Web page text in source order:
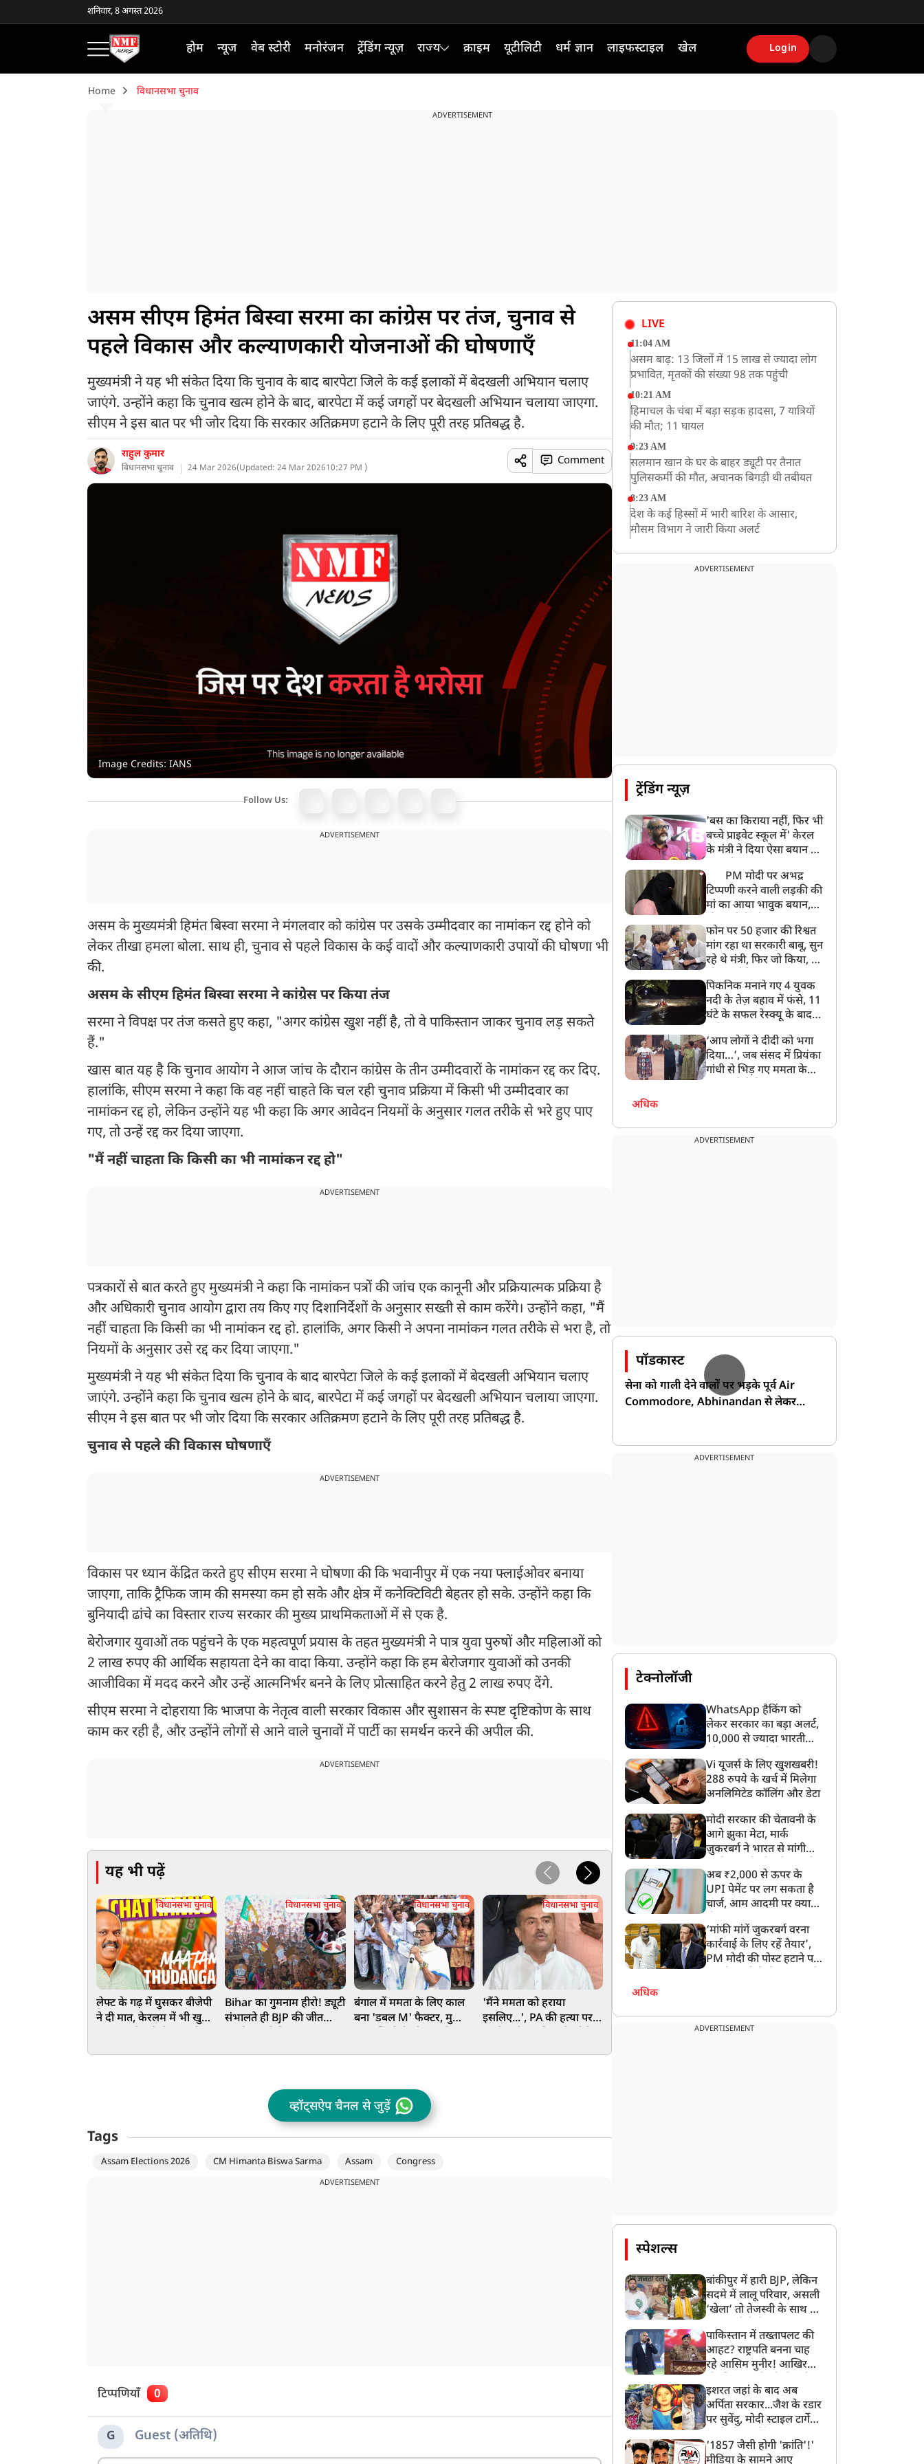
शनिवार, 8 अगस्त 2026
होम न्यूज वेब स्टोरी मनोरंजन ट्रेंडिंग न्यूज़ राज्य क्राइम यूटीलिटी धर्म ज्ञान लाइफस्टाइल खेल Login
Home विधानसभा चुनाव
ADVERTISEMENT
असम सीएम हिमंत बिस्वा सरमा का कांग्रेस पर तंज, चुनाव से
पहले विकास और कल्याणकारी योजनाओं की घोषणाएँ
मुख्यमंत्री ने यह भी संकेत दिया कि चुनाव के बाद बारपेटा जिले के कई इलाकों में बेदखली अभियान चलाए
जाएंगे. उन्होंने कहा कि चुनाव खत्म होने के बाद, बारपेटा में कई जगहों पर बेदखली अभियान चलाया जाएगा.
सीएम ने इस बात पर भी जोर दिया कि सरकार अतिक्रमण हटाने के लिए पूरी तरह प्रतिबद्ध है.
राहुल कुमार
विधानसभा चुनाव 24 Mar 2026(Updated: 24 Mar 202610:27 PM )
Comment
Image Credits: IANS
Follow Us:
ADVERTISEMENT
असम के मुख्यमंत्री हिमंत बिस्वा सरमा ने मंगलवार को कांग्रेस पर उसके उम्मीदवार का नामांकन रद्द होने को
लेकर तीखा हमला बोला. साथ ही, चुनाव से पहले विकास के कई वादों और कल्याणकारी उपायों की घोषणा भी
की.
असम के सीएम हिमंत बिस्वा सरमा ने कांग्रेस पर किया तंज
सरमा ने विपक्ष पर तंज कसते हुए कहा, "अगर कांग्रेस खुश नहीं है, तो वे पाकिस्तान जाकर चुनाव लड़ सकते
हैं."
खास बात यह है कि चुनाव आयोग ने आज जांच के दौरान कांग्रेस के तीन उम्मीदवारों के नामांकन रद्द कर दिए.
हालांकि, सीएम सरमा ने कहा कि वह नहीं चाहते कि चल रही चुनाव प्रक्रिया में किसी भी उम्मीदवार का
नामांकन रद्द हो, लेकिन उन्होंने यह भी कहा कि अगर आवेदन नियमों के अनुसार गलत तरीके से भरे हुए पाए
गए, तो उन्हें रद्द कर दिया जाएगा.
"मैं नहीं चाहता कि किसी का भी नामांकन रद्द हो"
ADVERTISEMENT
पत्रकारों से बात करते हुए मुख्यमंत्री ने कहा कि नामांकन पत्रों की जांच एक कानूनी और प्रक्रियात्मक प्रक्रिया है
और अधिकारी चुनाव आयोग द्वारा तय किए गए दिशानिर्देशों के अनुसार सख्ती से काम करेंगे। उन्होंने कहा, "मैं
नहीं चाहता कि किसी का भी नामांकन रद्द हो. हालांकि, अगर किसी ने अपना नामांकन गलत तरीके से भरा है, तो
नियमों के अनुसार उसे रद्द कर दिया जाएगा."
मुख्यमंत्री ने यह भी संकेत दिया कि चुनाव के बाद बारपेटा जिले के कई इलाकों में बेदखली अभियान चलाए
जाएंगे. उन्होंने कहा कि चुनाव खत्म होने के बाद, बारपेटा में कई जगहों पर बेदखली अभियान चलाया जाएगा.
सीएम ने इस बात पर भी जोर दिया कि सरकार अतिक्रमण हटाने के लिए पूरी तरह प्रतिबद्ध है.
चुनाव से पहले की विकास घोषणाएँ
ADVERTISEMENT
विकास पर ध्यान केंद्रित करते हुए सीएम सरमा ने घोषणा की कि भवानीपुर में एक नया फ्लाईओवर बनाया
जाएगा, ताकि ट्रैफिक जाम की समस्या कम हो सके और क्षेत्र में कनेक्टिविटी बेहतर हो सके. उन्होंने कहा कि
बुनियादी ढांचे का विस्तार राज्य सरकार की मुख्य प्राथमिकताओं में से एक है.
बेरोजगार युवाओं तक पहुंचने के एक महत्वपूर्ण प्रयास के तहत मुख्यमंत्री ने पात्र युवा पुरुषों और महिलाओं को
2 लाख रुपए की आर्थिक सहायता देने का वादा किया. उन्होंने कहा कि हम बेरोजगार युवाओं को उनकी
आजीविका में मदद करने और उन्हें आत्मनिर्भर बनने के लिए प्रोत्साहित करने हेतु 2 लाख रुपए देंगे.
सीएम सरमा ने दोहराया कि भाजपा के नेतृत्व वाली सरकार विकास और सुशासन के स्पष्ट दृष्टिकोण के साथ
काम कर रही है, और उन्होंने लोगों से आने वाले चुनावों में पार्टी का समर्थन करने की अपील की.
ADVERTISEMENT
यह भी पढ़ें
विधानसभा चुनाव
लेफ्ट के गढ़ में घुसकर बीजेपी
ने दी मात, केरलम में भी खुला
विधानसभा चुनाव
Bihar का गुमनाम हीरो! ड्यूटी
संभालते ही BJP की जीत
विधानसभा चुनाव
बंगाल में ममता के लिए काल
बना 'डबल M' फैक्टर, मुस्लिम
विधानसभा चुनाव
'मैंने ममता को हराया
इसलिए...', PA की हत्या पर
विधानसभा चुनाव
बनने का रास्ता साफ, कांग्रेस
समेत इन 3 पार्टियों ने दिया
समर्थन, ऐसे पूरा हुआ बहुमत
विधानसभा चुनाव
पर तीखा प्रहार, बोले- दीदी,
सुवेंदु दा ने आपको घर में
व्हॉट्सऐप चैनल से जुड़ें
Tags
Assam Elections 2026 CM Himanta Biswa Sarma Assam Congress
ADVERTISEMENT
टिप्पणियाँ 0
G Guest (अतिथि)
LIVE
11:04 AM
असम बाढ़: 13 जिलों में 15 लाख से ज्यादा लोग
प्रभावित, मृतकों की संख्या 98 तक पहुंची
10:21 AM
हिमाचल के चंबा में बड़ा सड़क हादसा, 7 यात्रियों
की मौत; 11 घायल
9:23 AM
सलमान खान के घर के बाहर ड्यूटी पर तैनात
पुलिसकर्मी की मौत, अचानक बिगड़ी थी तबीयत
8:23 AM
देश के कई हिस्सों में भारी बारिश के आसार,
मौसम विभाग ने जारी किया अलर्ट
भारत समेत 5 देशों पर 100% टैरिफ
ADVERTISEMENT
ट्रेंडिंग न्यूज़
'बस का किराया नहीं, फिर भी
बच्चे प्राइवेट स्कूल में' केरल
के मंत्री ने दिया ऐसा बयान की
PM मोदी पर अभद्र
टिप्पणी करने वाली लड़की की
मां का आया भावुक बयान,
बेटी को गोद लें प्रधानमंत्री
फोन पर 50 हजार की रिश्वत
मांग रहा था सरकारी बाबू, सुन
रहे थे मंत्री, फिर जो किया, वो
पिकनिक मनाने गए 4 युवक
नदी के तेज़ बहाव में फंसे, 11
घंटे के सफल रेस्क्यू के बाद
‘आप लोगों ने दीदी को भगा
दिया…’, जब संसद में प्रियंका
गांधी से भिड़ गए ममता के
अधिक
ADVERTISEMENT
पॉडकास्ट
सेना को गाली देने वालों पर भड़के पूर्व Air
Commodore, Abhinandan से लेकर
ADVERTISEMENT
टेक्नोलॉजी
WhatsApp हैकिंग को
लेकर सरकार का बड़ा अलर्ट,
10,000 से ज्यादा भारतीयों
गया
Vi यूजर्स के लिए खुशखबरी!
288 रुपये के खर्च में मिलेगा
अनलिमिटेड कॉलिंग और डेटा
मोदी सरकार की चेतावनी के
आगे झुका मेटा, मार्क
ज़ुकरबर्ग ने भारत से मांगी
अब ₹2,000 से ऊपर के
UPI पेमेंट पर लग सकता है
चार्ज, आम आदमी पर क्या
‘मांफी मांगें जुकरबर्ग वरना
कार्रवाई के लिए रहें तैयार’,
PM मोदी की पोस्ट हटाने पर
अधिक
ADVERTISEMENT
स्पेशल्स
बांकीपुर में हारी BJP, लेकिन
सदमे में लालू परिवार, असली
‘खेला’ तो तेजस्वी के साथ हो
पाकिस्तान में तख्तापलट की
आहट? राष्ट्रपति बनना चाह
रहे आसिम मुनीर! आखिर
बनाया मोहरा?
इशरत जहां के बाद अब
अर्पिता सरकार...जैश के रडार
पर सुवेंदु, मोदी स्टाइल टार्गेट
बड़ा एक्शन!
'1857 जैसी होगी 'क्रांति'!'
मीडिया के सामने आए